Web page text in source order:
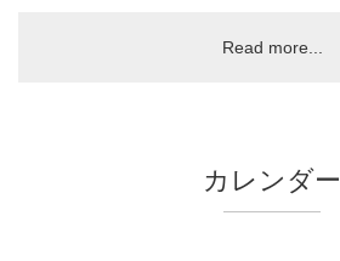
Read more...
カレンダー